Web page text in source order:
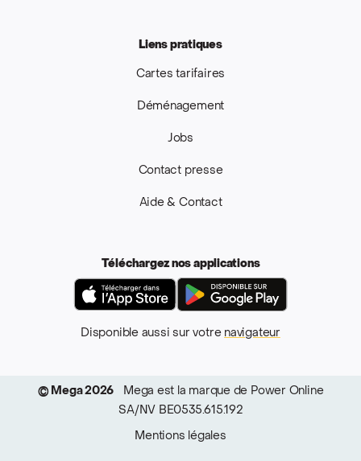
Liens pratiques
Cartes tarifaires
Déménagement
Jobs
Contact presse
Aide & Contact
Téléchargez nos applications
App Store
Disponible aussi sur votre navigateur
© Mega 2026
Mega est la marque de Power Online
SA/NV BE0535.615.192
Mentions légales